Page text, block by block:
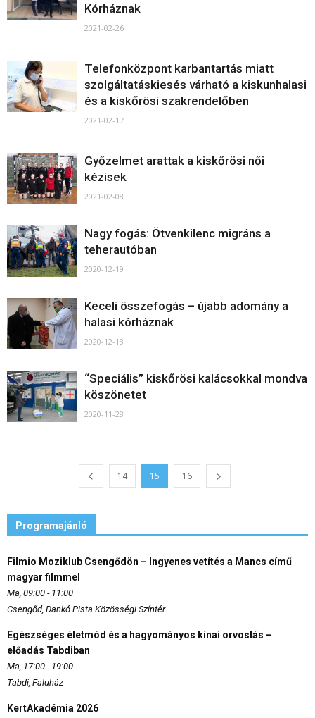
Kórháznak
2021-02-26
Telefonközpont karbantartás miatt
szolgáltatáskiesés várható a kiskunhalasi
és a kiskőrösi szakrendelőben
2021-02-17
Győzelmet arattak a kiskőrösi női
kézisek
2021-02-08
Nagy fogás: Ötvenkilenc migráns a
teherautóban
2020-12-19
Keceli összefogás – újabb adomány a
halasi kórháznak
2020-12-13
“Speciális” kiskőrösi kalácsokkal mondva
köszönetet
2020-11-28
14 15 16
Programajánló
Filmio Moziklub Csengődön – Ingyenes vetítés a Mancs című
magyar filmmel
Ma, 09:00 - 11:00
Csengőd, Dankó Pista Közösségi Színtér
Egészséges életmód és a hagyományos kínai orvoslás –
előadás Tabdiban
Ma, 17:00 - 19:00
Tabdi, Faluház
KertAkadémia 2026